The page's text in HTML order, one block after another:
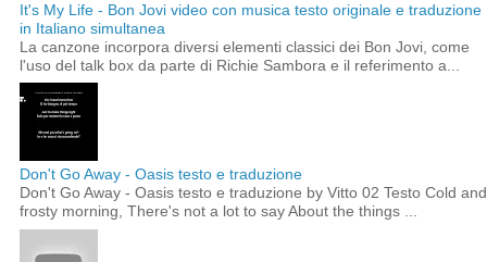
It's My Life - Bon Jovi video con musica testo originale e traduzione
in Italiano simultanea
La canzone incorpora diversi elementi classici dei Bon Jovi, come
l'uso del talk box da parte di Richie Sambora e il referimento a...
Don't Go Away - Oasis testo e traduzione
Don't Go Away - Oasis testo e traduzione by Vitto 02 Testo Cold and
frosty morning, There's not a lot to say About the things ...